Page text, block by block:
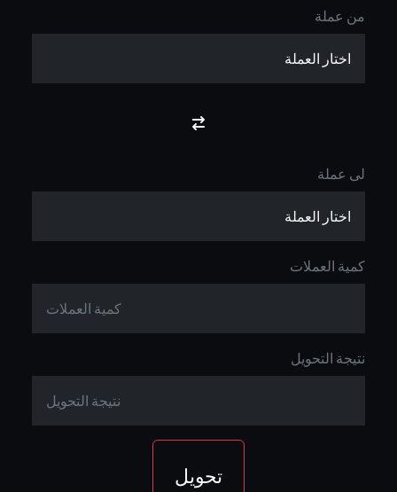
من عملة
لى عملة
كمية العملات
نتيجة التحويل
تحويل